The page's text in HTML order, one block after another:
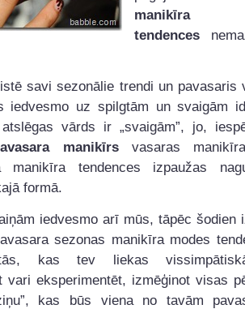
manikīra
tendences
savi sezonālie trendi un pavasaris
iedvesmo uz spilgtām un svaigām
vārds ir „svaigām”, jo,
manikīrsvasaras
manikīra tendences izpaužas
formā.
iedvesmo arī mūs, tāpēc šodien
sezonas manikīra modes
kas tev liekas
vari eksperimentēt, izmēģinot visas
kas būs viena no tavām